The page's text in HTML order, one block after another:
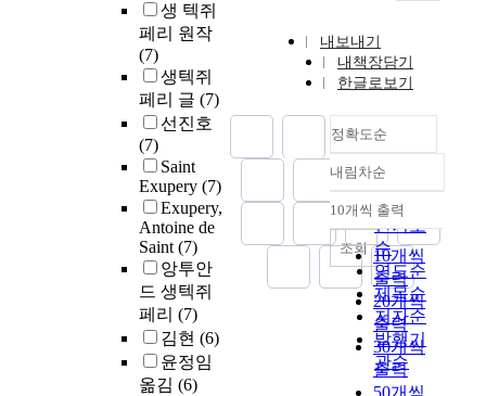
생 텍쥐
페리 원작
(7)
생텍쥐
페리 글 (7)
선진호
(7)
Saint
Exupery (7)
Exupery,
Antoine de
Saint(7)
앙투안
드 생텍쥐
페리 (7)
김현 (6)
윤정임
옮김 (6)
내보내기
내책장담기
한글로보기
정확도순
정확도
순
인기도
순
연도순
제목순
저자순
발행기
관순
내림차순
내림차순
10개씩 출력
10개씩
출력
20개씩
출력
30개씩
출력
조회